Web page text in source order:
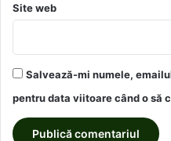
Site web
Salvează-mi numele,
pentru data viitoare când o să